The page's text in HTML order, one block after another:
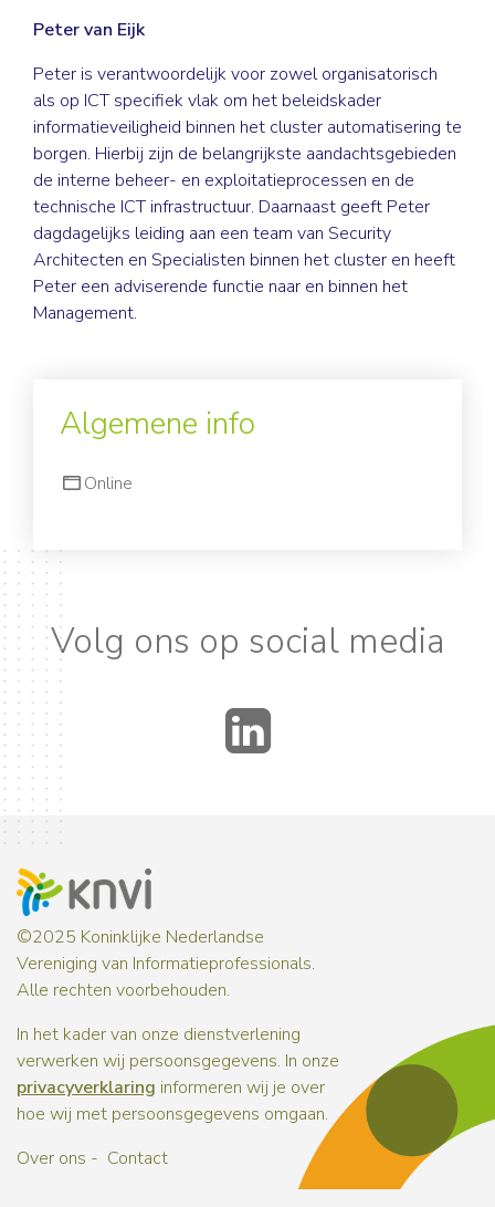
Peter van Eijk
Peter is verantwoordelijk voor zowel organisatorisch
als op ICT specifiek vlak om het beleidskader
informatieveiligheid binnen het cluster automatisering te
borgen. Hierbij zijn de belangrijkste aandachtsgebieden
de interne beheer- en exploitatieprocessen en de
technische ICT infrastructuur. Daarnaast geeft Peter
dagdagelijks leiding aan een team van Security
Architecten en Specialisten binnen het cluster en heeft
Peter een adviserende functie naar en binnen het
Management.
Algemene info
Online
Volg ons op social media
©2025 Koninklijke Nederlandse
Vereniging van Informatieprofessionals.
Alle rechten voorbehouden.
In het kader van onze dienstverlening
verwerken wij persoonsgegevens. In onze
privacyverklaring informeren wij je over
hoe wij met persoonsgegevens omgaan.
Over ons
Contact